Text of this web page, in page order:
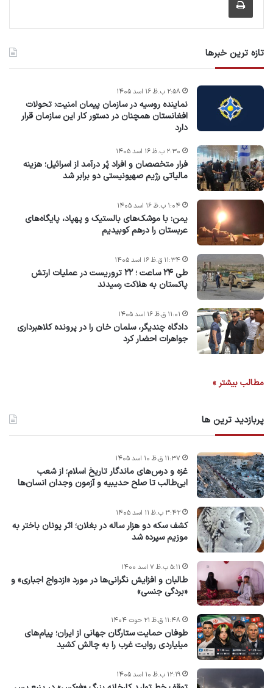
تازه ترین خبرها
نماینده روسیه در سازمان پیمان امنیت: تحولات
افغانستان همچنان در دستور کار این سازمان قرار
دارد
۲:۵۸ ب.ظ ۱۶ اسد ۱۴۰۵
فرار متخصصان و افراد پُر درآمد از اسرائیل؛ هزینه
مالیاتی رژیم صهیونیستی دو برابر شد
۲:۳۰ ب.ظ ۱۶ اسد ۱۴۰۵
یمن: با موشک‌های بالستیک و پهپاد، پایگاه‌های
عربستان را درهم کوبیدیم
۱:۰۴ ب.ظ ۱۶ اسد ۱۴۰۵
طی ۲۴ ساعت ؛ ۲۲ تروریست در عملیات ارتش
پاکستان به هلاکت رسیدند
۱۱:۳۴ ق.ظ ۱۶ اسد ۱۴۰۵
دادگاه چندیگر، سلمان خان را در پرونده کلاهبرداری
جواهرات احضار کرد
۱۱:۰۱ ق.ظ ۱۶ اسد ۱۴۰۵
مطالب بیشتر »
پربازدید ترین ها
غزه و درس‌های ماندگار تاریخ اسلام؛ از شعب
ابی‌طالب تا صلح حدیبیه و آزمون وجدان انسان‌ها
۱۱:۳۷ ق.ظ ۱۰ اسد ۱۴۰۵
کشف سکه دو هزار ساله در بغلان؛ اثر یونان باختر به
موزیم سپرده شد
۳:۴۲ ب.ظ ۱۱ اسد ۱۴۰۵
طالبان و افزایش نگرانی‌ها در مورد «ازدواج اجباری» و
«بردگی جنسی»
۵:۱۱ ب.ظ ۷ اسد ۱۴۰۰
طوفان حمایت ستارگان جهانی از ایران؛ پیام‌های
میلیاردی روایت غرب را به چالش کشید
۱۱:۴۸ ق.ظ ۲۱ حوت ۱۴۰۴
۱۲:۱۹ ب.ظ ۱۰ اسد ۱۴۰۵